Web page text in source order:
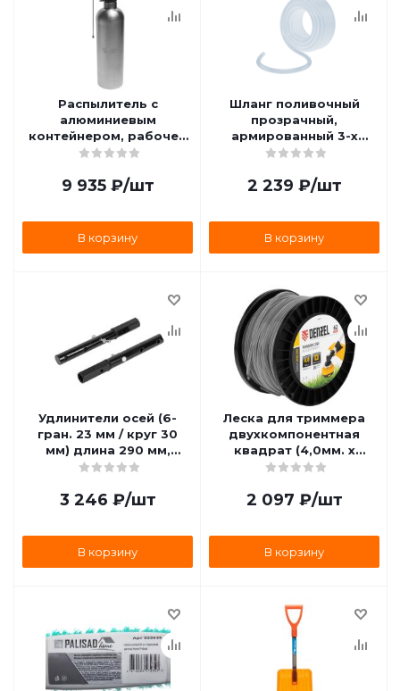
Распылитель с
алюминиевым
контейнером, рабочее
давление до 90 PSI,
5204C JTC-5204C
9 935₽/шт
В корзину
Шланг поливочный
прозрачный,
армированный 3-х
слойный (1/2дюйм., 25
2 239 ₽/шт
В корзину
Удлинители осей (6-
гран. 23 мм / круг 30
мм) длина 290 мм,
комплект 2 шт., Denzel
3 246 ₽/шт
В корзину
Леска для триммера
двухкомпонентная
квадрат (4,0мм. х
62м.), на DIN катушке
96821
2 097 ₽/шт
В корзину